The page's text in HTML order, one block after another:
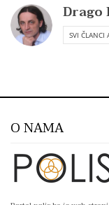
Drago
SVI ČLANCI
O NAMA